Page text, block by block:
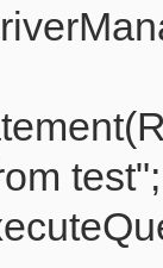
test";